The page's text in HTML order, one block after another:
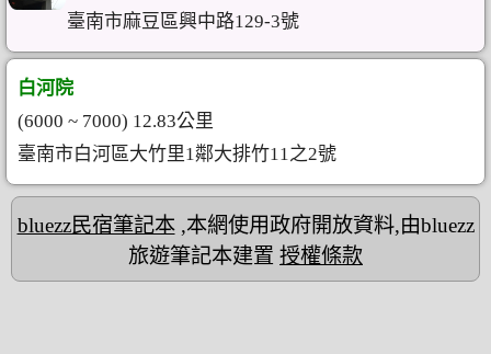
臺南市麻豆區興中路129-3號
白河院
(6000 ~ 7000) 12.83公里
臺南市白河區大竹里1鄰大排竹11之2號
bluezz民宿筆記本,本網使用政府開放資料,由bluezz
旅遊筆記本建置 授權條款